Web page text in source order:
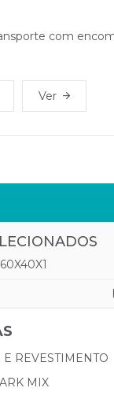
60X40X1
E REVESTIMENTO
MIX
com
Ver